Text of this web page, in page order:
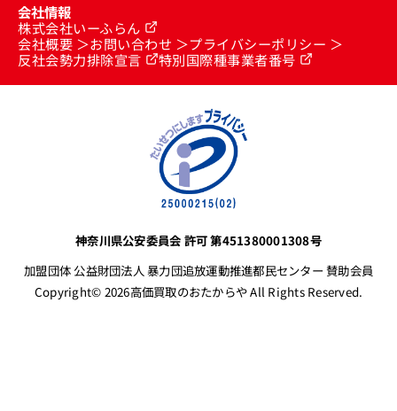
会社情報
株式会社いーふらん
会社概要
お問い合わせ
プライバシーポリシー
反社会勢力排除宣言
特別国際種事業者番号
神奈川県公安委員会 許可 第451380001308号
加盟団体 公益財団法人 暴力団追放運動推進都民センター 賛助会員
Copyright© 2026高価買取のおたからや All Rights Reserved.